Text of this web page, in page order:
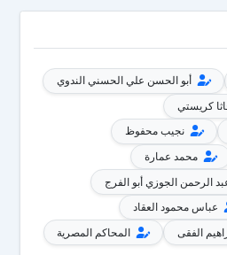
أبو الحسن علي الحسني الندوي
كريستي
نجيب محفوظ
محمد عمارة
الرحمن الجوزي أبو الفرج
عباس محمود العقاد
الفقى المحاكم المصرية